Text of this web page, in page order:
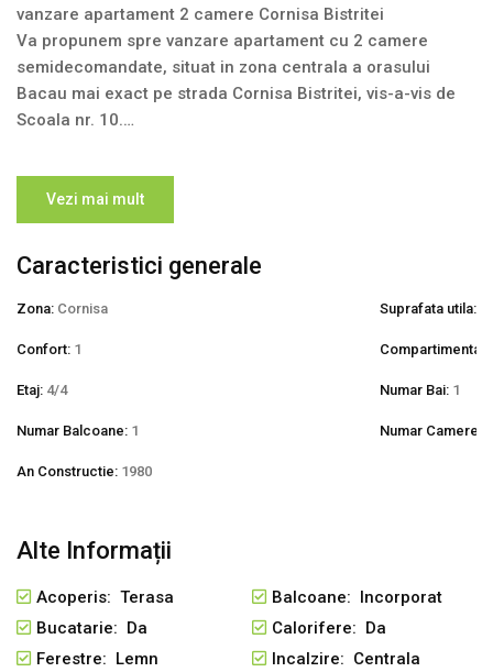
vanzare apartament 2 camere Cornisa Bistritei
Va propunem spre vanzare apartament cu 2 camere
semidecomandate, situat in zona centrala a orasului
Bacau mai exact pe strada Cornisa Bistritei, vis-a-vis de
Scoala nr. 10.
Este situat la etajul 4/P+4, cu izolatie acoperis.
Apartamentul este spatios, cu o suprafata utila de aprox.
48 mp, balcon inchis.
Ca si imbunatatiri, apartamentul are doar centrala
proprietar.
private, scoli, gradinite, market-uri, statii de transport in
comun, farmacii etc.
Pentru mai multe detalii sau pentru stabilirea unei
vizionari va stam cu placere la dispozitie!
ID intern: EMR183.
Vezi mai mult
Caracteristici generale
Zona: Cornisa Suprafata utila:
Confort: 1
Etaj: 4/4 Numar Bai: 1
Numar Balcoane: 1 Numar Camere:
An Constructie: 1980
Alte Informații
Acoperis: Terasa
Balcoane: Incorporat
Bucatarie: Da
Calorifere: Da
Ferestre: Lemn
Incalzire: Centrala